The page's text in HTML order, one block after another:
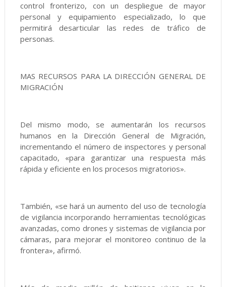
control fronterizo, con un despliegue de mayor
personal y equipamiento especializado, lo que
permitirá desarticular las redes de tráfico de
personas.
MAS RECURSOS PARA LA DIRECCIÓN GENERAL DE
MIGRACIÓN
Del mismo modo, se aumentarán los recursos
humanos en la Dirección General de Migración,
incrementando el número de inspectores y personal
capacitado, «para garantizar una respuesta más
rápida y eficiente en los procesos migratorios».
También, «se hará un aumento del uso de tecnología
de vigilancia incorporando herramientas tecnológicas
avanzadas, como drones y sistemas de vigilancia por
cámaras, para mejorar el monitoreo continuo de la
frontera», afirmó.